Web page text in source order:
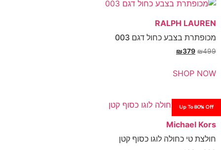
RALPH
כחול דגם 003
₪
לוגו כסוף קטן